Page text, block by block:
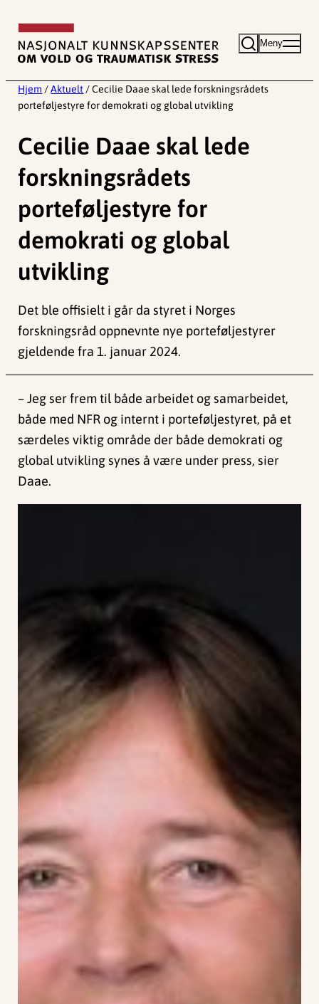
innhold
Meny
Hjem / Aktuelt / Cecilie Daae skal lede forskningsrådets
porteføljestyre for demokrati og global utvikling
Cecilie Daae skal lede
forskningsrådets
porteføljestyre for
demokrati og global
utvikling
Det ble offisielt i går da styret i Norges
forskningsråd oppnevnte nye porteføljestyrer
gjeldende fra 1. januar 2024.
– Jeg ser frem til både arbeidet og samarbeidet,
både med NFR og internt i porteføljestyret, på et
særdeles viktig område der både demokrati og
global utvikling synes å være under press, sier
Daae.